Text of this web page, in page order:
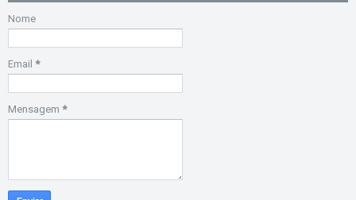
Nome
Email *
Mensagem *